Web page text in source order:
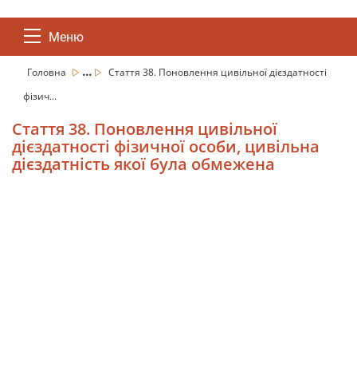
Меню
Головна ...
Стаття 38. Поновлення цивільної дієздатності
фізич...
Стаття 38. Поновлення цивільної
дієздатності фізичної особи, цивільна
дієздатність якої була обмежена